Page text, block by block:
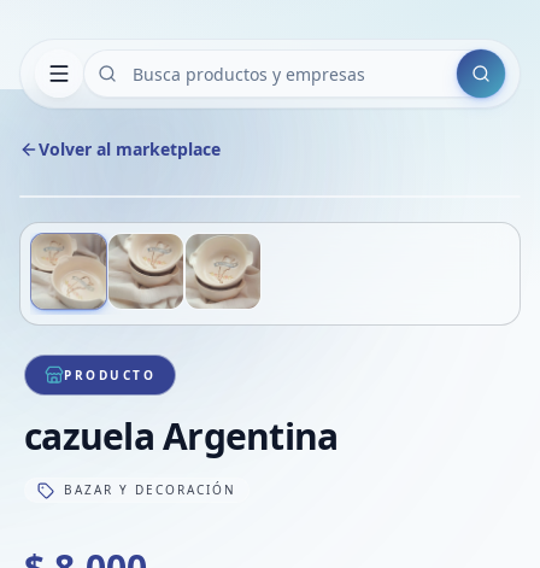
Buscar
Volver al marketplace
1/3
PRODUCTO
cazuela Argentina
BAZAR Y DECORACIÓN